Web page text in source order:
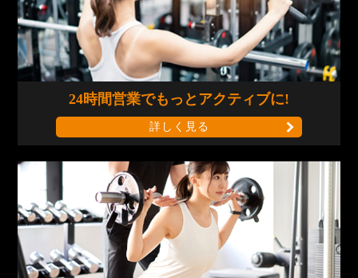
24時間営業でもっとアクティブに!
詳しく見る